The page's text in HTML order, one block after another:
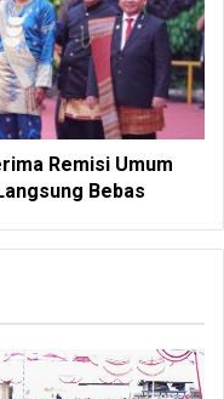
Remisi Umum
Bebas